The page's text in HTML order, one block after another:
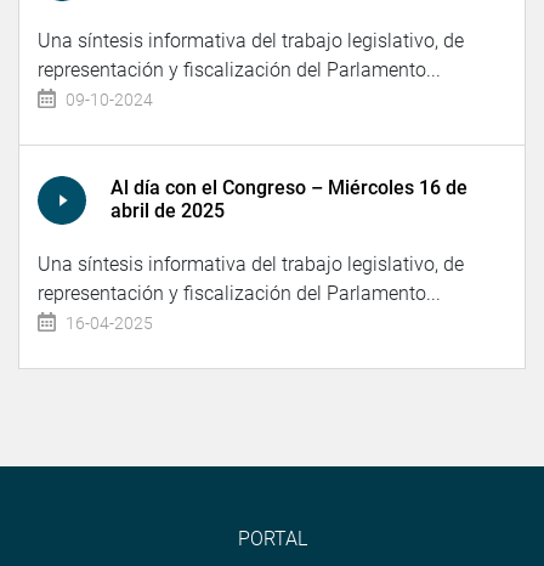
Una síntesis informativa del trabajo legislativo, de
representación y fiscalización del Parlamento...
09-10-2024
Al día con el Congreso – Miércoles 16 de
abril de 2025
Una síntesis informativa del trabajo legislativo, de
representación y fiscalización del Parlamento...
16-04-2025
PORTAL